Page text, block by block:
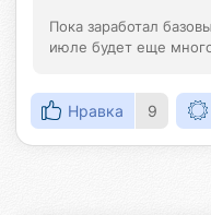
Пока заработал
июле будет еще
Нравка 9